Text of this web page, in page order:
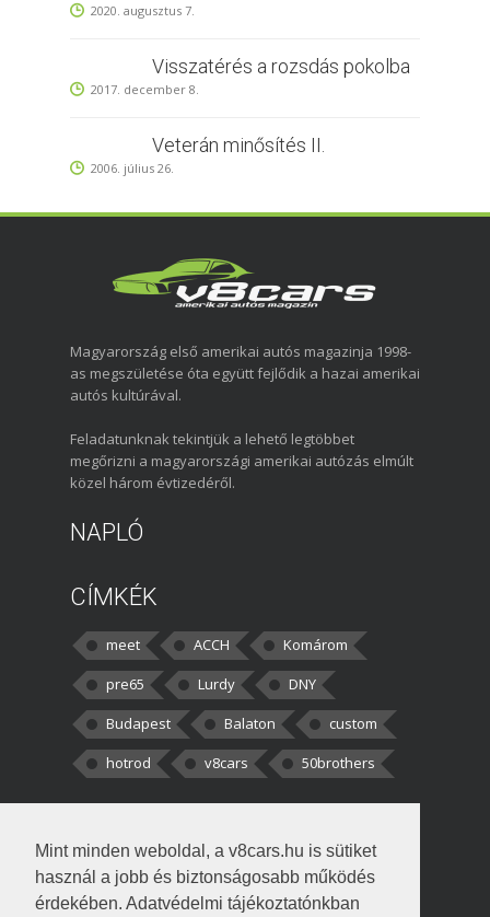
Mint minden weboldal, a v8cars.hu is sütiket
használ a jobb és biztonságosabb működés
érdekében. Adatvédelmi tájékoztatónkban
2020. augusztus 7.
Visszatérés a rozsdás pokolba
2017. december 8.
Veterán minősítés II.
2006. július 26.
Magyarország első amerikai autós magazinja 1998-
as megszületése óta együtt fejlődik a hazai amerikai
autós kultúrával.
Feladatunknak tekintjük a lehető legtöbbet
megőrizni a magyarországi amerikai autózás elmúlt
közel három évtizedéről.
NAPLÓ
CÍMKÉK
meet ACCH
Komárom
pre65
Lurdy
DNY
Budapest
Balaton
custom
hotrod
v8cars 50brothers
kortisz:Elszúrtam! Én csak két
darabbaal számoltam. Nem tudtam, hogy fél autót,